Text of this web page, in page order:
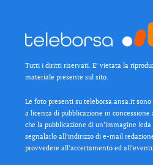
Tutti i diritti riservati. E’ vietata la
materiale presente sul sito.
Le foto presenti su teleborsa.ansa.it
a licenza di pubblicazione in concessione
che la pubblicazione di un’immagine
segnalarlo all’indirizzo di e-mail
provvedere all’accertamento ed